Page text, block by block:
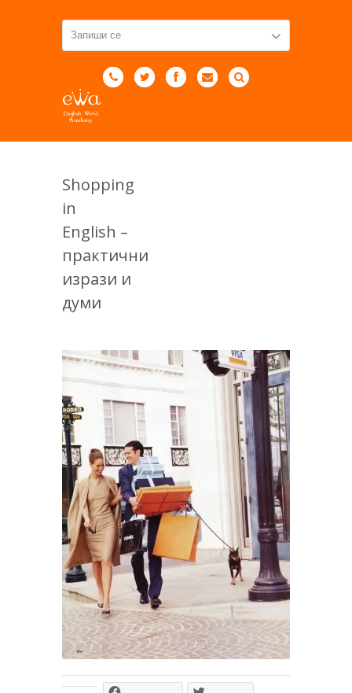
Shopping
in
English –
практични
изрази и
думи